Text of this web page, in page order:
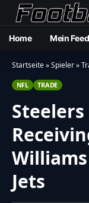
Home Mein Feed
Startseite»Spieler»
NFL TRADE
Jets